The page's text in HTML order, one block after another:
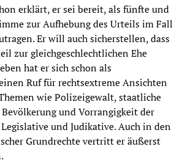
erklärt, er sei bereit, als fünfte und
zur Aufhebung des Urteils im Fall
Er will auch sicherstellen, dass
zur gleichgeschlechtlichen Ehe
hat er sich schon als
Ruf für rechtsextreme Ansichten
wie Polizeigewalt, staatliche
und Vorrangigkeit der
und Judikative. Auch in den
Grundrechte vertritt er äußerst